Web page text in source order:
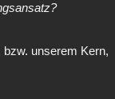
unserem Kern,